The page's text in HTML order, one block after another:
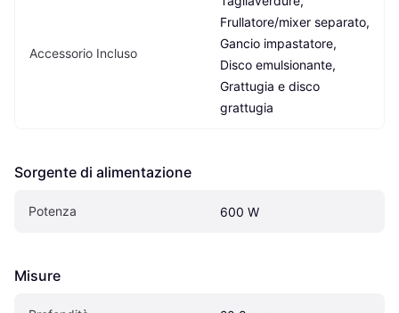
Accessorio Incluso
Frullatore/mixer separato,
Gancio impastatore,
Disco emulsionante,
Grattugia e disco
grattugia
Sorgente di alimentazione
Potenza 600 W
Misure